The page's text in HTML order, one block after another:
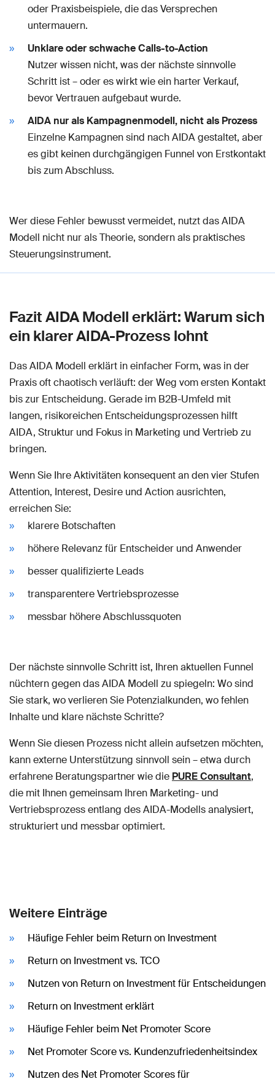
oder Praxisbeispiele, die das Versprechen
untermauern.
Unklare oder schwache Calls-to-Action
Nutzer wissen nicht, was der nächste sinnvolle
Schritt ist – oder es wirkt wie ein harter Verkauf,
bevor Vertrauen aufgebaut wurde.
AIDA nur als Kampagnenmodell, nicht als Prozess
Einzelne Kampagnen sind nach AIDA gestaltet, aber
es gibt keinen durchgängigen Funnel von Erstkontakt
bis zum Abschluss.
Wer diese Fehler bewusst vermeidet, nutzt das AIDA
Modell nicht nur als Theorie, sondern als praktisches
Steuerungsinstrument.
Fazit AIDA Modell erklärt: Warum sich
ein klarer AIDA-Prozess lohnt
Das AIDA Modell erklärt in einfacher Form, was in der
Praxis oft chaotisch verläuft: der Weg vom ersten Kontakt
bis zur Entscheidung. Gerade im B2B-Umfeld mit
langen, risikoreichen Entscheidungsprozessen hilft
AIDA, Struktur und Fokus in Marketing und Vertrieb zu
bringen.
Wenn Sie Ihre Aktivitäten konsequent an den vier Stufen
Attention, Interest, Desire und Action ausrichten,
erreichen Sie:
klarere Botschaften
höhere Relevanz für Entscheider und Anwender
besser qualifizierte Leads
transparentere Vertriebsprozesse
messbar höhere Abschlussquoten
Der nächste sinnvolle Schritt ist, Ihren aktuellen Funnel
nüchtern gegen das AIDA Modell zu spiegeln: Wo sind
Sie stark, wo verlieren Sie Potenzialkunden, wo fehlen
Inhalte und klare nächste Schritte?
Wenn Sie diesen Prozess nicht allein aufsetzen möchten,
kann externe Unterstützung sinnvoll sein – etwa durch
erfahrene Beratungspartner wie die PURE Consultant,
die mit Ihnen gemeinsam Ihren Marketing- und
Vertriebsprozess entlang des AIDA-Modells analysiert,
strukturiert und messbar optimiert.
Weitere Einträge
Häufige Fehler beim Return on Investment
Return on Investment vs. TCO
Nutzen von Return on Investment für Entscheidungen
Return on Investment erklärt
Häufige Fehler beim Net Promoter Score
Net Promoter Score vs. Kundenzufriedenheitsindex
Nutzen des Net Promoter Scores für